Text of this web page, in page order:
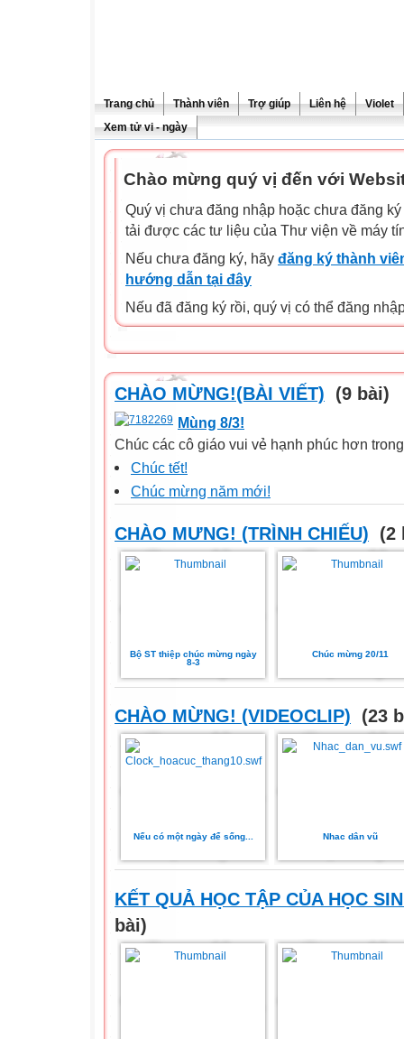
Trang chủ Thành viên Trợ giúp Liên hệ
Violet
Xem tử vi - ngày
Chào mừng quý vị đến với
Quý vị chưa đăng nhập hoặc chưa đăng
tải được các tư liệu của Thư viện về máy
Nếu chưa đăng ký, hãy đăng ký thành
hướng dẫn tại đây
Nếu đã đăng ký rồi, quý vị có thể đăng
CHÀO MỪNG!(BÀI VIẾT) (9 bài)
Mùng 8/3!
Chúc các cô giáo vui vẻ hạnh phúc hơn
Chúc tết!
Chúc mừng năm mới!
CHÀO MƯNG! (TRÌNH CHIẾU) (2
Bộ ST thiệp chúc mừng ngày
8-3
Chúc mừng 20/11
CHÀO MỪNG! (VIDEOCLIP) (23
Nếu có một ngày để sống... Nhac dân vũ
KẾT QUẢ HỌC TẬP CỦA HỌC
bài)